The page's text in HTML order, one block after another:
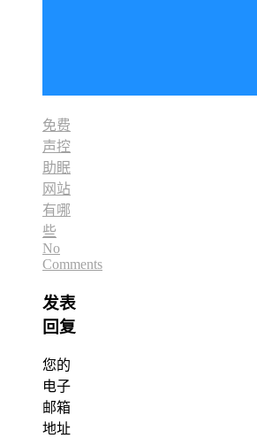
免费
声控
助眠
网站
有哪
些
No
Comments
发表
回复
您的
电子
邮箱
地址